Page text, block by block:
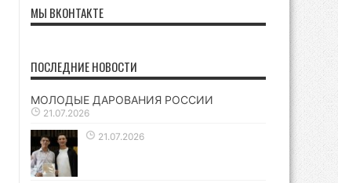
МЫ ВКОНТАКТЕ
ПОСЛЕДНИЕ НОВОСТИ
МОЛОДЫЕ ДАРОВАНИЯ РОССИИ
21.07.2026
21.07.2026